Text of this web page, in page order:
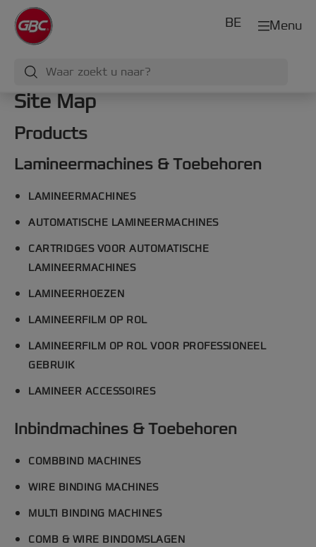
Menu
BE
Site Map
Products
Lamineermachines & Toebehoren
LAMINEERMACHINES
AUTOMATISCHE LAMINEERMACHINES
CARTRIDGES VOOR AUTOMATISCHE
LAMINEERMACHINES
LAMINEERHOEZEN
LAMINEERFILM OP ROL
LAMINEERFILM OP ROL VOOR PROFESSIONEEL
GEBRUIK
LAMINEER ACCESSOIRES
Inbindmachines & Toebehoren
COMBBIND MACHINES
WIRE BINDING MACHINES
MULTI BINDING MACHINES
COMB & WIRE BINDOMSLAGEN